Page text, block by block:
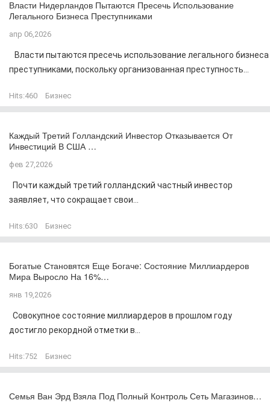
Власти Нидерландов Пытаются Пресечь Использование
Легального Бизнеса Преступниками
апр 06,2026
Власти пытаются пресечь использование легального бизнеса
преступниками, поскольку организованная преступность...
Hits:460 Бизнес
Каждый Третий Голландский Инвестор Отказывается От
Инвестиций В США …
фев 27,2026
Почти каждый третий голландский частный инвестор
заявляет, что сокращает свои...
Hits:630 Бизнес
Богатые Становятся Еще Богаче: Состояние Миллиардеров
Мира Выросло На 16%…
янв 19,2026
Совокупное состояние миллиардеров в прошлом году
достигло рекордной отметки в...
Hits:752 Бизнес
Семья Ван Эрд Взяла Под Полный Контроль Сеть Магазинов…